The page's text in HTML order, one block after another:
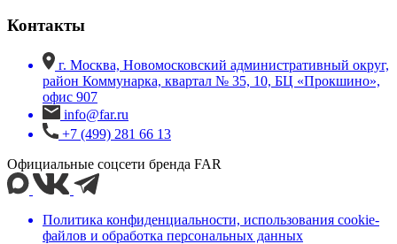
Контакты
г. Москва, Новомосковский административный округ,
район Коммунарка, квартал № 35, 10, БЦ «Прокшино»,
офис 907
info@far.ru
+7 (499) 281 66 13
Официальные соцсети бренда FAR
Политика конфиденциальности, использования сookie-
файлов и обработка персональных данных